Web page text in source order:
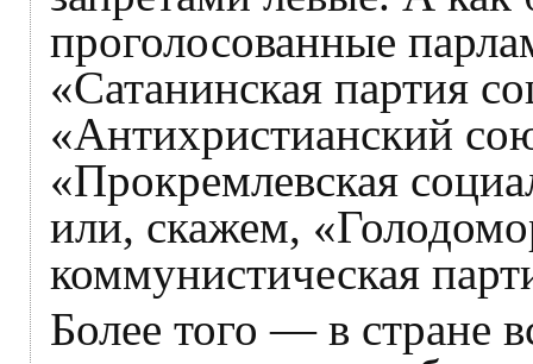
проголосованные
«Сатанинская партия
«Антихристианский
«Прокремлевская
или, скажем,
коммунистическая
Более того — в стране